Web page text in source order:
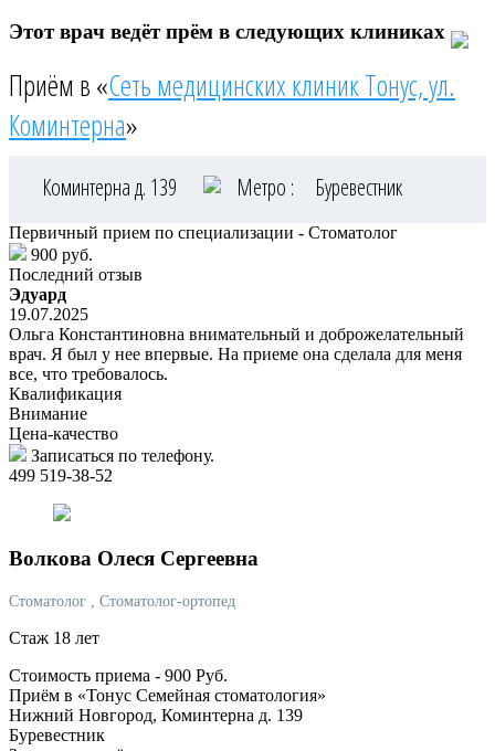
Этот врач ведёт прём в следующих клиниках
Приём в «Сеть медицинских клиник Тонус, ул.
Коминтерна»
Коминтерна д. 139 Метро : Буревестник
Первичный прием по специализации - Стоматолог
900 руб.
Последний отзыв
Эдуард
19.07.2025
Ольга Константиновна внимательный и доброжелательный
врач. Я был у нее впервые. На приеме она сделала для меня
все, что требовалось.
Квалификация
Внимание
Цена-качество
Записаться по телефону.
499 519-38-52
Волкова Олеся Сергеевна
Стоматолог , Стоматолог-ортопед
Стаж 18 лет
Стоимость приема - 900 Руб.
Приём в «Тонус Семейная стоматология»
Нижний Новгород, Коминтерна д. 139
Буревестник